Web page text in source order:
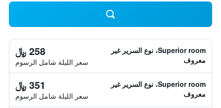
Superior room، نوع السرير غير
معروف
258 ﷼
سعر الليلة شامل الرسوم
Superior room، نوع السرير غير
معروف
351 ﷼
سعر الليلة شامل الرسوم